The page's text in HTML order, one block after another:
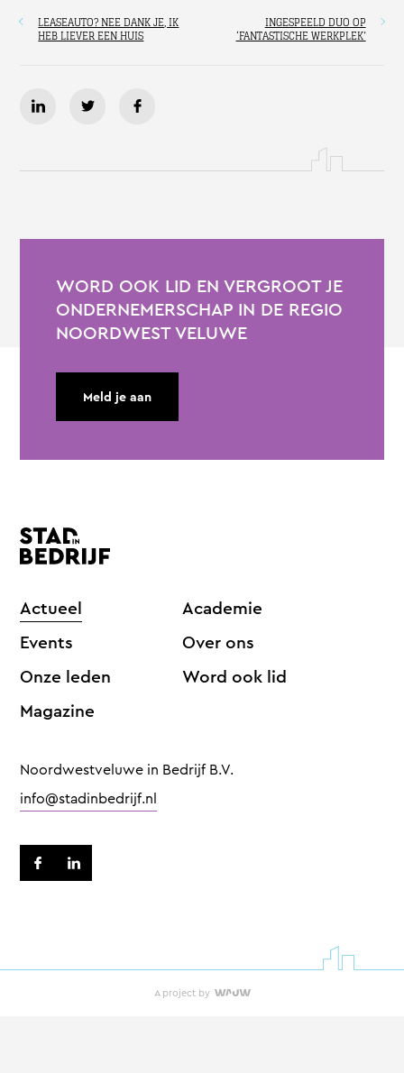
LEASEAUTO? NEE DANK JE, IK
HEB LIEVER EEN HUIS
INGESPEELD DUO OP
‘FANTASTISCHE WERKPLEK’
WORD OOK LID EN VERGROOT JE
ONDERNEMERSCHAP IN DE REGIO
NOORDWEST VELUWE
Meld je aan
Actueel
Events
Onze leden
Magazine
Academie
Over ons
Word ook lid
Noordwestveluwe in Bedrijf B.V.
info@stadinbedrijf.nl
A project by